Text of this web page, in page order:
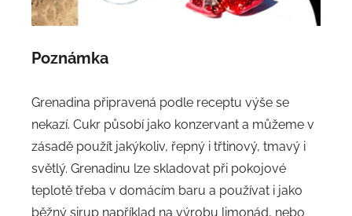
Poznámka
Grenadina připravená podle receptu výše se
nekazí. Cukr působí jako konzervant a můžeme v
zásadě použít jakýkoliv, řepný i třtinový, tmavý i
světlý. Grenadinu lze skladovat při pokojové
teplotě třeba v domácím baru a používat i jako
běžný sirup například na výrobu limonád, nebo